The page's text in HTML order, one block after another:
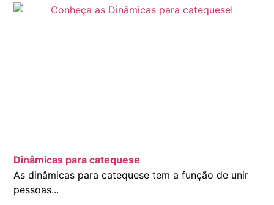
Dinâmicas para catequese
As dinâmicas para catequese tem a função de unir
pessoas...